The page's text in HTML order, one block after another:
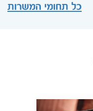
כל תחומי המשרות